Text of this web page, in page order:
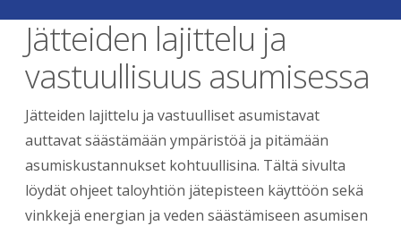
Jätteiden lajittelu ja
vastuullisuus asumisessa
Jätteiden lajittelu ja vastuulliset asumistavat
auttavat säästämään ympäristöä ja pitämään
asumiskustannukset kohtuullisina. Tältä sivulta
löydät ohjeet taloyhtiön jätepisteen käyttöön sekä
vinkkejä energian ja veden säästämiseen asumisen